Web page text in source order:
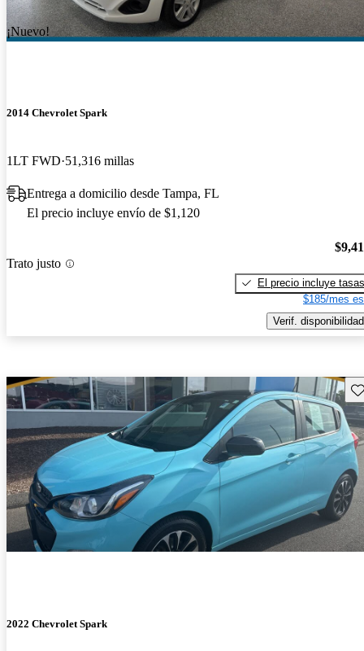
¡Nuevo!
2014 Chevrolet Spark
1LT FWD 51,316 millas
Entrega a domicilio desde Tampa, FL
El precio incluye envío de $1,120
Trato justo
El precio incluye tasas
$185/mes
Verif. disponibilidad
2022 Chevrolet Spark